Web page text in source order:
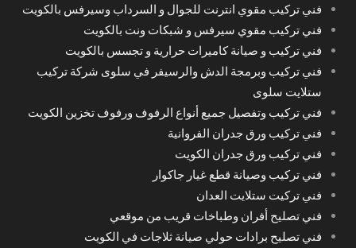
فني تركيب مقوي انترنت للجوال و السرداب وسيرفس بالكويت
فني تركيب مقوي سيرفس و شبكات ونت بالكويت
فني تركيب و صيانة كاميرات حرارية و تجسس بالكويت
فني تركيب وبرمجة الدش والرسيفر في سلوى شركة تركيب
ستلايت سلوى
فني تركيب وتفصيل جميع أنواع الرفوف ورفوف تخزين الكويت
فني تركيب ورق جدران الفروانية
فني تركيب ورق جدران الكويت
فني تركيب وصيانة قطع غيار جاكوار
فني تركيت ستلايت العدان
فني تصليح أفران وطباخات قريب من موقعي
فني تصليح برادات حولي صيانة ثلاجات في الكويت